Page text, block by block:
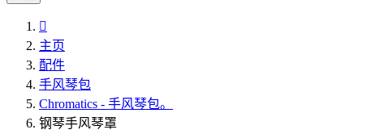

主页
配件
手风琴包
Chromatics - 手风琴包。
钢琴手风琴罩